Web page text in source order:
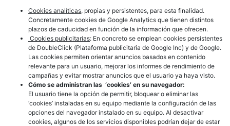
Cookies analíticas, propias y persistentes, para esta finalidad.
Concretamente cookies de Google Analytics que tienen distintos
plazos de caducidad en función de la información que ofrecen.
Cookies publicitarias: En concreto se emplean cookies persistentes
de DoubleClick (Plataforma publicitaria de Google Inc) y de Google.
Las cookies permiten orientar anuncios basados en contenido
relevante para un usuario, mejorar los informes de rendimiento de
campañas y evitar mostrar anuncios que el usuario ya haya visto.
Cómo se administran las ‘cookies’ en su navegador:
El usuario tiene la opción de permitir, bloquear o eliminar las
‘cookies’ instaladas en su equipo mediante la configuración de las
opciones del navegador instalado en su equipo. Al desactivar
cookies, algunos de los servicios disponibles podrían dejar de estar